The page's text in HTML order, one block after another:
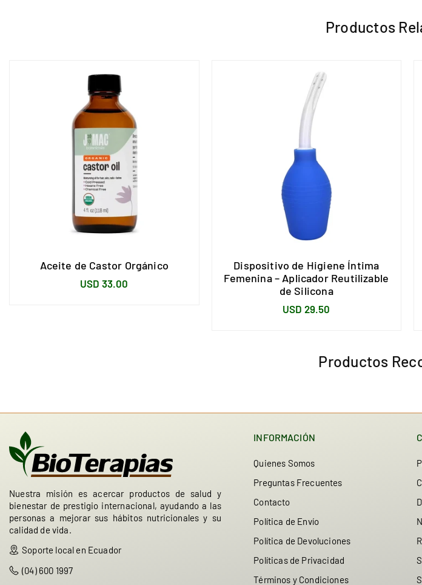
Productos
Aceite de Castor Orgánico
USD 33.00
Dispositivo de Higiene Íntima
Femenina – Aplicador Reutilizable
de Silicona
Precio
USD 29.50
Productos
Nuestra misión es acercar productos de salud y
bienestar de prestigio internacional, ayudando a las
personas a mejorar sus hábitos nutricionales y su
calidad de vida.
Soporte local en Ecuador
(04) 600 1997
INFORMACIÓN
Quienes Somos
Preguntas Frecuentes
Contacto
Política de Envío
Política de Devoluciones
Políticas de Privacidad
Términos y Condiciones